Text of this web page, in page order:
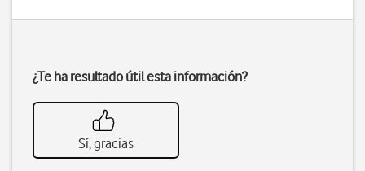
¿Te ha resultado útil esta información?
Sí, gracias